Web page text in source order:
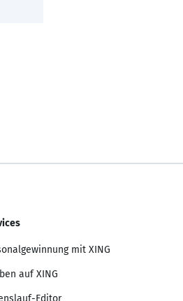
mit XING
auf XING
Editor